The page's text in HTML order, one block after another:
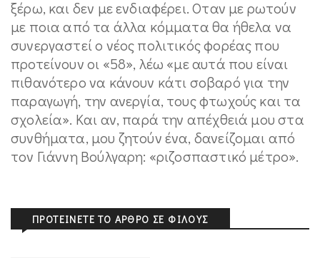
ξέρω, και δεν με ενδιαφέρει. Οταν με ρωτούν
με ποια από τα άλλα κόμματα θα ήθελα να
συνεργαστεί ο νέος πολιτικός φορέας που
προτείνουν οι «58», λέω «με αυτά που είναι
πιθανότερο να κάνουν κάτι σοβαρό για την
παραγωγή, την ανεργία, τους φτωχούς και τα
σχολεία». Και αν, παρά την απέχθειά μου στα
συνθήματα, μου ζητούν ένα, δανείζομαι από
τον Γιάννη Βούλγαρη: «ριζοσπαστικό μέτρο».
ΠΡΟΤΕΊΝΕΤΕ ΤΟ ΆΡΘΡΟ ΣΕ ΦΊΛΟΥΣ